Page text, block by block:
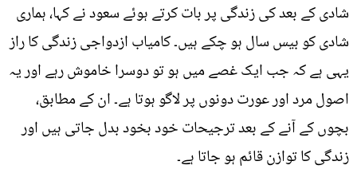
شادی کے بعد کی زندگی پر بات کرتے ہوئے سعود نے کہا، ہماری
شادی کو بیس سال ہو چکے ہیں۔ کامیاب ازدواجی زندگی کا راز
یہی ہے کہ جب ایک غصے میں ہو تو دوسرا خاموش رہے اور یہ
اصول مرد اور عورت دونوں پر لاگو ہوتا ہے۔ ان کے مطابق،
بچوں کے آنے کے بعد ترجیحات خود بخود بدل جاتی ہیں اور
زندگی کا توازن قائم ہو جاتا ہے۔